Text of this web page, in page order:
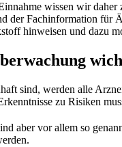
wissen wir
der Fachinformation für
hinweisen und dazu
sind, werden alle
zu Risiken
aber vor allem so